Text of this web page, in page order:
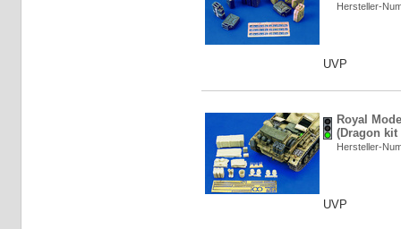
Hersteller-
UVP
Royal
(Dragon kit
Hersteller-
UVP